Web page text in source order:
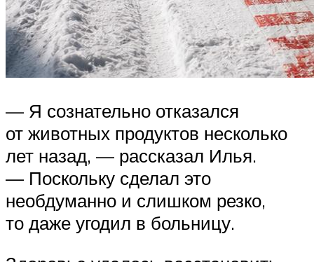
— Я сознательно отказался
от животных продуктов несколько
лет назад, — рассказал Илья.
— Поскольку сделал это
необдуманно и слишком резко,
то даже угодил в больницу.